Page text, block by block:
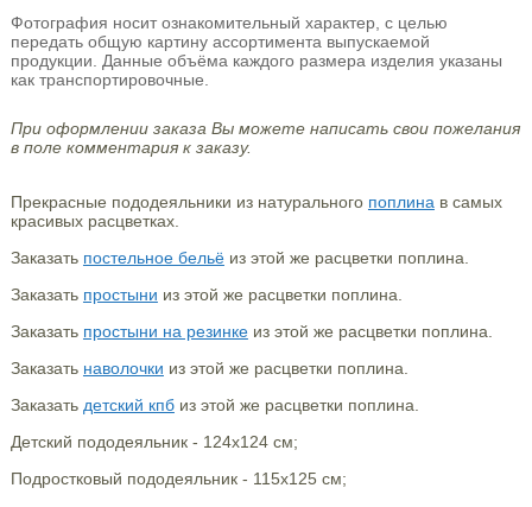
Фотография носит ознакомительный характер, с целью
передать общую картину ассортимента выпускаемой
продукции. Данные объёма каждого размера изделия указаны
как транспортировочные.
При оформлении заказа Вы можете написать свои пожелания
в поле комментария к заказу.
Прекрасные пододеяльники из натурального поплина в самых
красивых расцветках.
Заказать постельное бельёиз этой же расцветки поплина.
Заказать простыни из этой же расцветки поплина.
Заказать простыни на резинкеиз этой же расцветки поплина.
Заказать наволочки из этой же расцветки поплина.
Заказать детский кпбиз этой же расцветки поплина.
Детский пододеяльник - 124х124 см;
Подростковый пододеяльник - 115х125 см;